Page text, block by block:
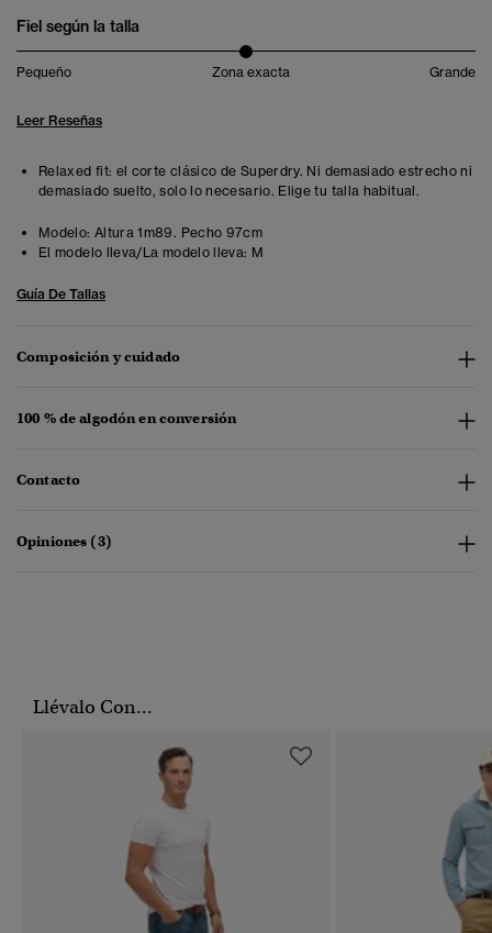
Fiel según la talla
Pequeño Zona exacta Grande
Leer Reseñas
Relaxed fit: el corte clásico de Superdry. Ni demasiado estrecho ni
demasiado suelto, solo lo necesario. Elige tu talla habitual.
Modelo: Altura 1m89. Pecho 97cm
El modelo lleva/La modelo lleva: M
Guía De Tallas
Composición y cuidado
100 % de algodón en conversión
Contacto
Opiniones (3)
Llévalo Con...